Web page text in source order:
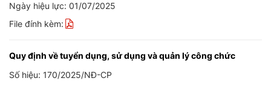
Ngày hiệu lực: 01/07/2025
File đính kèm:
Quy định về tuyển dụng, sử dụng và quản lý công chức
Số hiệu: 170/2025/NĐ-CP